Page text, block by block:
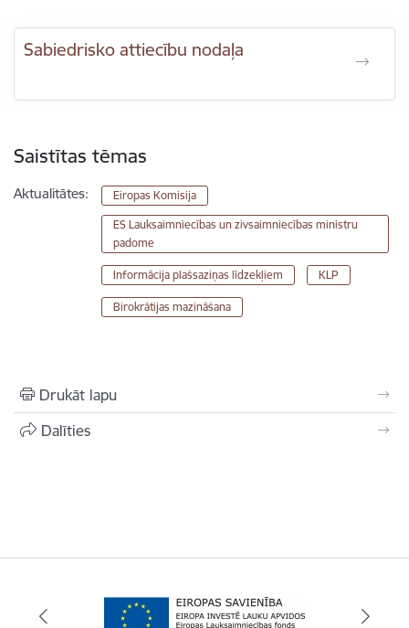
Sabiedrisko attiecību nodaļa
Saistītas tēmas
Aktualitātes: Eiropas Komisija
ES Lauksaimniecības un zivsaimniecības ministru
padome
Informācija plašsaziņas līdzekļiem KLP
Birokrātijas mazināšana
Drukāt lapu
Dalīties